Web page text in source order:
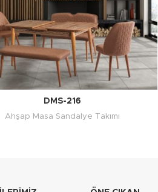
DMS-216
Ahşap Masa Sandalye Takımı